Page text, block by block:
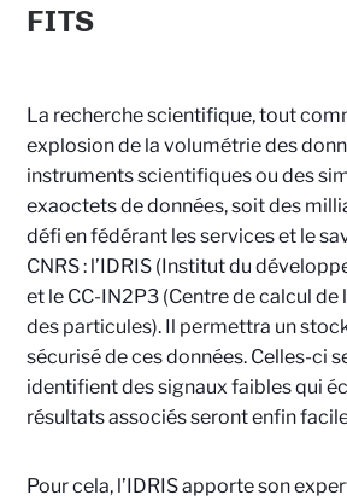
FITS
La recherche scientifique, tout
explosion de la volumétrie des
instruments scientifiques ou des
exaoctets de données, soit des
défi en fédérant les services et le
CNRS : l’IDRIS (Institut du
et le CC-IN2P3 (Centre de calcul
des particules). Il permettra un
sécurisé de ces données. Celles-ci
identifient des signaux faibles qui
résultats associés seront enfin
Pour cela, l’IDRIS apporte son